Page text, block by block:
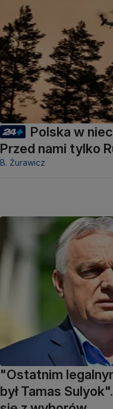
Polska w
Przed nami tylko
B. Żurawicz
"Ostatnim
był Tamas